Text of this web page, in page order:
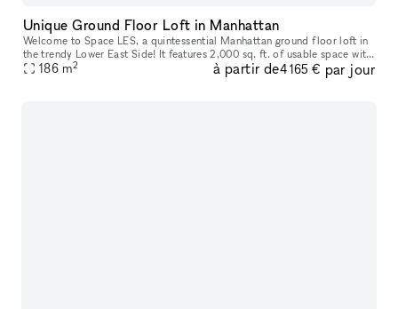
Unique Ground Floor Loft in Manhattan
Welcome to Space LES, a quintessential Manhattan ground floor loft in
the trendy Lower East Side! It features 2,000 sq. ft. of usable space with
a comfortable capacity of 125 people, 11 ft ceiling, a
186 m2 à partir de4 165 € par jour